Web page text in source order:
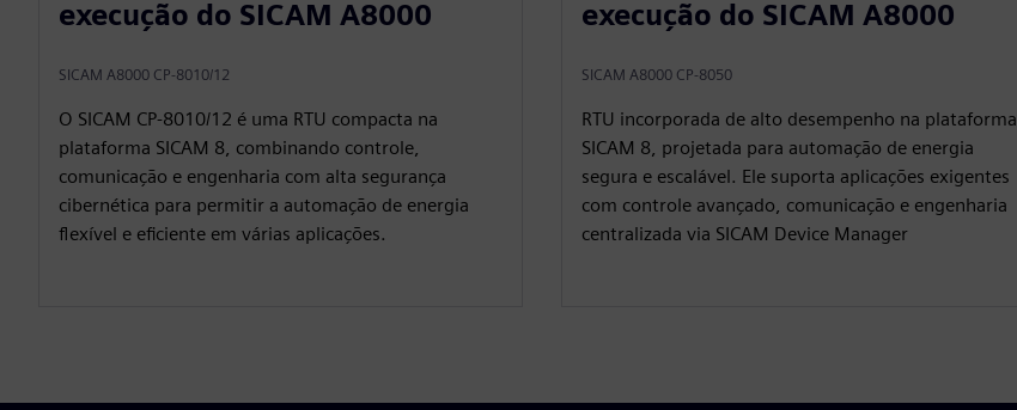
execução do SICAM A8000
SICAM A8000 CP-8010/12
O SICAM CP‑8010/12 é uma RTU compacta na
plataforma SICAM 8, combinando controle,
comunicação e engenharia com alta segurança
cibernética para permitir a automação de energia
flexível e eficiente em várias aplicações.
execução do SICAM A8000
SICAM A8000 CP-8050
RTU incorporada de alto desempenho na plataforma
SICAM 8, projetada para automação de energia
segura e escalável. Ele suporta aplicações exigentes
com controle avançado, comunicação e engenharia
centralizada via SICAM Device Manager